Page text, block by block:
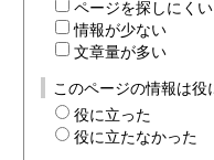
ページを探しにくい
情報が少ない
文章量が多い
このページの情報は役
役に立った
役に立たなかった